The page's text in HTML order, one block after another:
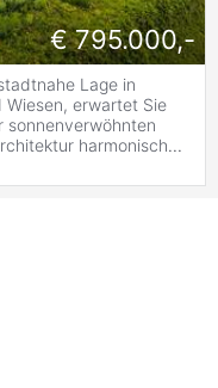
€ 795.000,-
Lage in
Wiesen, erwartet Sie
sonnenverwöhnten
harmonisch...